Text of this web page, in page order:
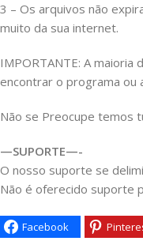
3 – Os arquivos não
muito da sua internet.
IMPORTANTE: A
encontrar o programa ou
Não se Preocupe temos
—SUPORTE—-
O nosso suporte se
Não é oferecido suporte
Facebook